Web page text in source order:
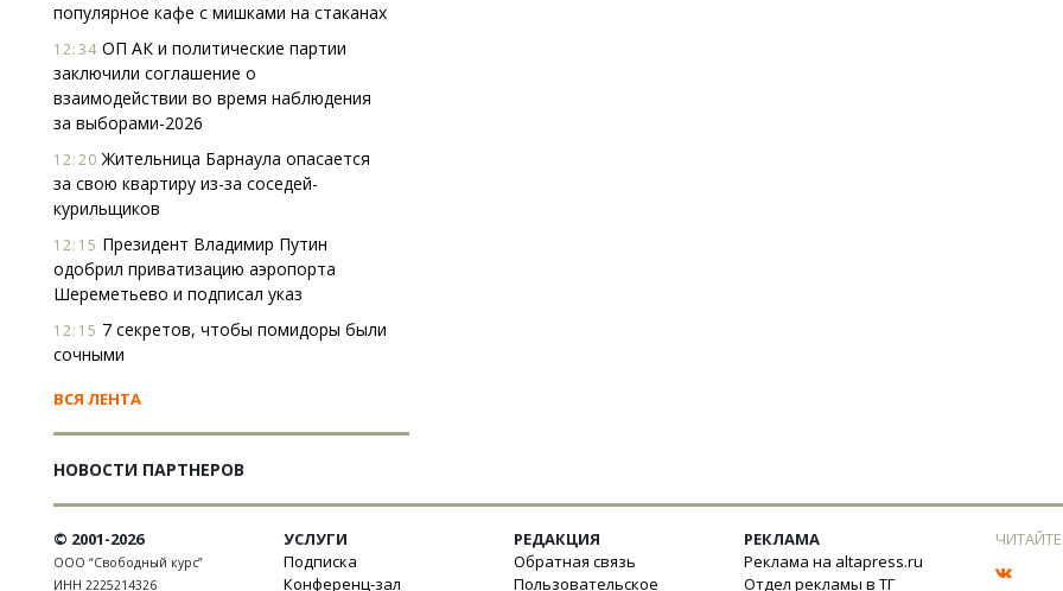
популярное кафе с мишками на стаканах
12:34 ОП АК и политические партии
заключили соглашение о
взаимодействии во время наблюдения
за выборами-2026
12:20 Жительница Барнаула опасается
за свою квартиру из-за соседей-
курильщиков
12:15 Президент Владимир Путин
одобрил приватизацию аэропорта
Шереметьево и подписал указ
12:15 7 секретов, чтобы помидоры были
сочными
ВСЯ ЛЕНТА
НОВОСТИ ПАРТНЕРОВ
© 2001-2026
ООО “Свободный курс”
ИНН 2225214326
УСЛУГИ
Подписка
Конференц-зал
РЕДАКЦИЯ
Обратная связь
Пользовательское
РЕКЛАМА
Реклама на altapress.ru
Отдел рекламы в ТГ